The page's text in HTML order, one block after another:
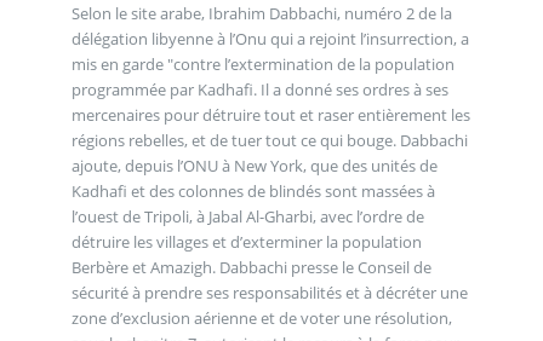
Selon le site arabe, Ibrahim Dabbachi, numéro 2 de la
délégation libyenne à l’Onu qui a rejoint l’insurrection, a
mis en garde "contre l’extermination de la population
programmée par Kadhafi. Il a donné ses ordres à ses
mercenaires pour détruire tout et raser entièrement les
régions rebelles, et de tuer tout ce qui bouge. Dabbachi
ajoute, depuis l’ONU à New York, que des unités de
Kadhafi et des colonnes de blindés sont massées à
l’ouest de Tripoli, à Jabal Al-Gharbi, avec l’ordre de
détruire les villages et d’exterminer la population
Berbère et Amazigh. Dabbachi presse le Conseil de
sécurité à prendre ses responsabilités et à décréter une
zone d’exclusion aérienne et de voter une résolution,